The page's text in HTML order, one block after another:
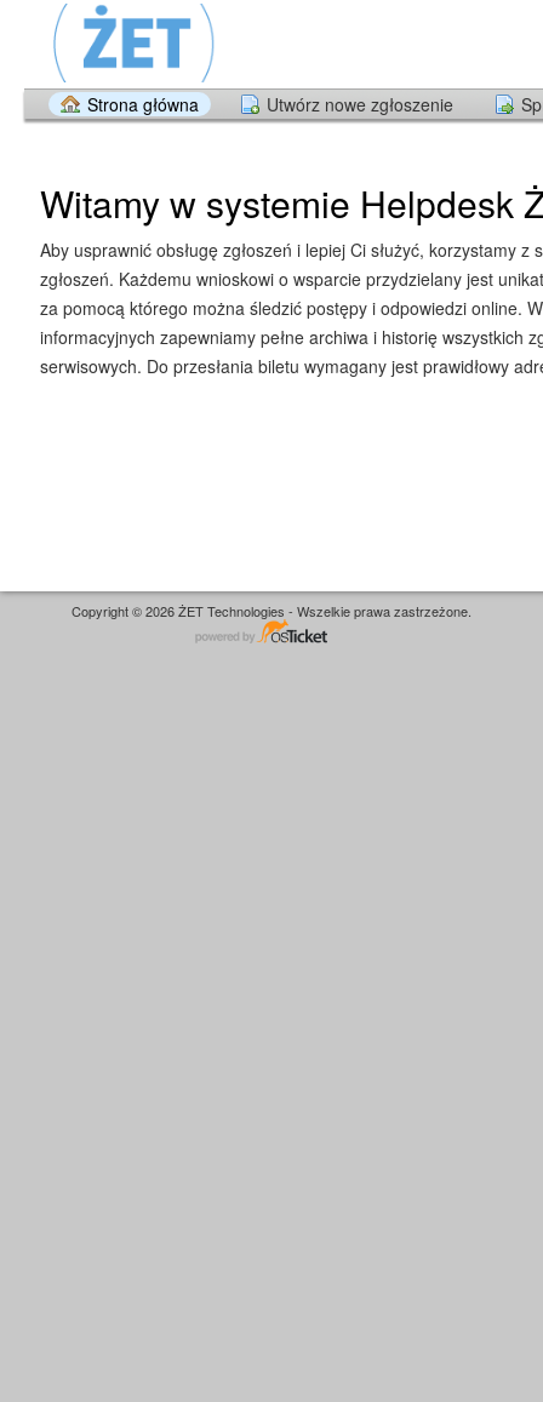
Strona główna Utwórz nowe zgłoszenie
Witamy w systemie Helpdesk
Aby usprawnić obsługę zgłoszeń i lepiej Ci służyć, korzystamy z
zgłoszeń. Każdemu wnioskowi o wsparcie przydzielany jest
za pomocą którego można śledzić postępy i odpowiedzi online.
informacyjnych zapewniamy pełne archiwa i historię wszystkich
serwisowych. Do przesłania biletu wymagany jest prawidłowy
Copyright © 2026 ŻET Technologies - Wszelkie prawa zastrzeżone.